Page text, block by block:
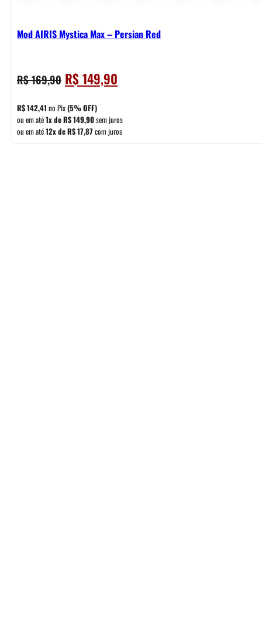
Mod AIRIS Mystica Max – Persian Red
R$169,90 O
preço
original
era:
R$ 169,90.
R$149,90
preço
é:
R$ 149,90.
R$142,41 no Pix(5% OFF)
ou em até1x deR$149,90sem juros
ou em até12x deR$17,87com juros